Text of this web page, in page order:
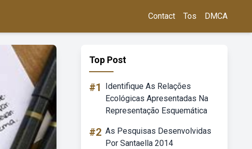
Contact Tos DMCA
Top Post
#1
Identifique As Relações
Ecológicas Apresentadas Na
Representação Esquemática
#2 As Pesquisas Desenvolvidas
Por Santaella 2014